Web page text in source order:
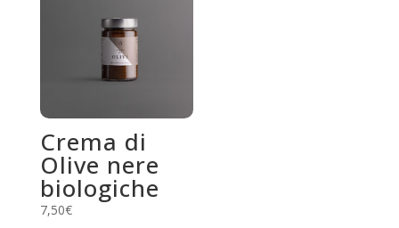
pagina
del
prodotto
Crema di
Olive nere
biologiche
7,50€